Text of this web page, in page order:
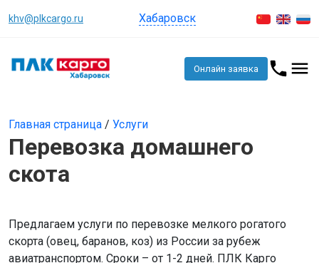
khv@plkcargo.ru Хабаровск
Онлайн заявка
Главная страница / Услуги
Перевозка домашнего
скота
Предлагаем услуги по перевозке мелкого рогатого
скорта (овец, баранов, коз) из России за рубеж
авиатранспортом. Сроки – от 1-2 дней. ПЛК Карго